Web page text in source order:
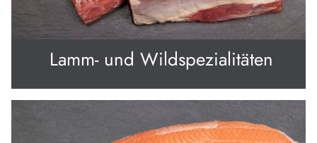
Lamm- und Wildspezialitäten